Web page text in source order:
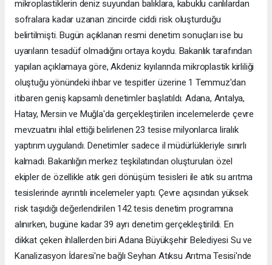
mikroplastiklerin deniz suyundan balıklara, kabuklu canlılardan
sofralara kadar uzanan zincirde ciddi risk oluşturduğu
belirtilmişti. Bugün açıklanan resmi denetim sonuçları ise bu
uyarıların tesadüf olmadığını ortaya koydu. Bakanlık tarafından
yapılan açıklamaya göre, Akdeniz kıyılarında mikroplastik kirliliği
oluştuğu yönündeki ihbar ve tespitler üzerine 1 Temmuz'dan
itibaren geniş kapsamlı denetimler başlatıldı. Adana, Antalya,
Hatay, Mersin ve Muğla'da gerçekleştirilen incelemelerde çevre
mevzuatını ihlal ettiği belirlenen 23 tesise milyonlarca liralık
yaptırım uygulandı. Denetimler sadece il müdürlükleriyle sınırlı
kalmadı. Bakanlığın merkez teşkilatından oluşturulan özel
ekipler de özellikle atık geri dönüşüm tesisleri ile atık su arıtma
tesislerinde ayrıntılı incelemeler yaptı. Çevre açısından yüksek
risk taşıdığı değerlendirilen 142 tesis denetim programına
alınırken, bugüne kadar 39 ayrı denetim gerçekleştirildi. En
dikkat çeken ihlallerden biri Adana Büyükşehir Belediyesi Su ve
Kanalizasyon İdaresi'ne bağlı Seyhan Atıksu Arıtma Tesisi'nde